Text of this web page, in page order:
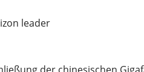
der chinesischen